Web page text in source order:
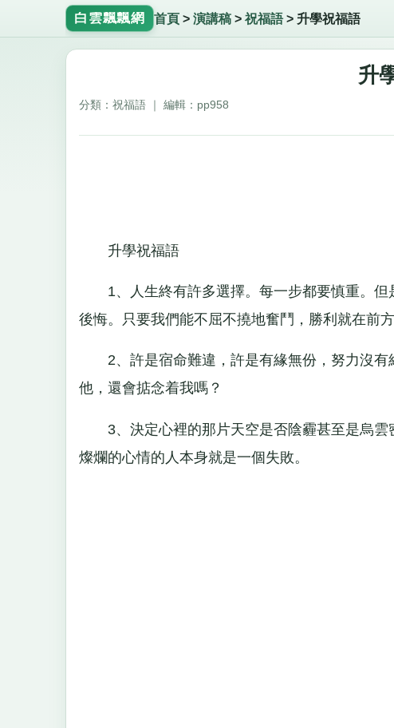
白雲飄飄網 首頁> 演講稿> 祝福語> 升學祝福語
升
分類：祝福語 ｜ 編輯：pp958
升學祝福語
1、人生終有許多選擇。每一步都要慎重。但
後悔。只要我們能不屈不撓地奮鬥，勝利就在前方
2、許是宿命難違，許是有緣無份，努力沒有
他，還會掂念着我嗎？
3、決定心裡的那片天空是否陰霾甚至是烏雲
燦爛的心情的人本身就是一個失敗。